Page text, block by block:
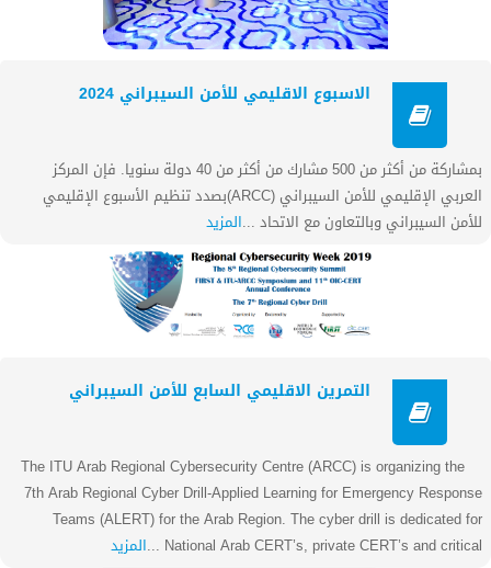
الاسبوع الاقليمي للأمن السيبراني 2024
بمشاركة من أكثر من 500 مشارك من أكثر من 40 دولة سنويا. فإن المركز
العربي الإقليمي للأمن السيبراني (ARCC)بصدد تنظيم الأسبوع الإقليمي
للأمن السيبراني وبالتعاون مع الاتحاد ...المزيد
التمرين الاقليمي السابع للأمن السيبراني
The ITU Arab Regional Cybersecurity Centre (ARCC) is organizing the
7th Arab Regional Cyber Drill-Applied Learning for Emergency Response
Teams (ALERT) for the Arab Region. The cyber drill is dedicated for
National Arab CERT’s, private CERT’s and critical ...
المزيد